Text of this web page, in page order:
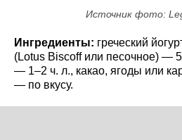
Источник фото:
Ингредиенты: греческий
(Lotus Biscoff или песочное) —
— 1–2 ч. л., какао, ягоды или
— по вкусу.